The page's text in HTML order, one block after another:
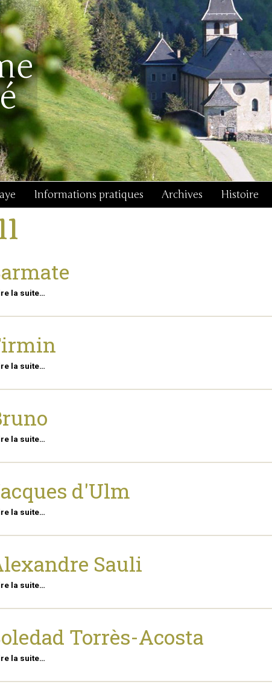
Informations pratiques Archives Histoire
la suite…
la suite…
la suite…
d'Ulm
la suite…
Sauli
la suite…
Torrès-Acosta
la suite…